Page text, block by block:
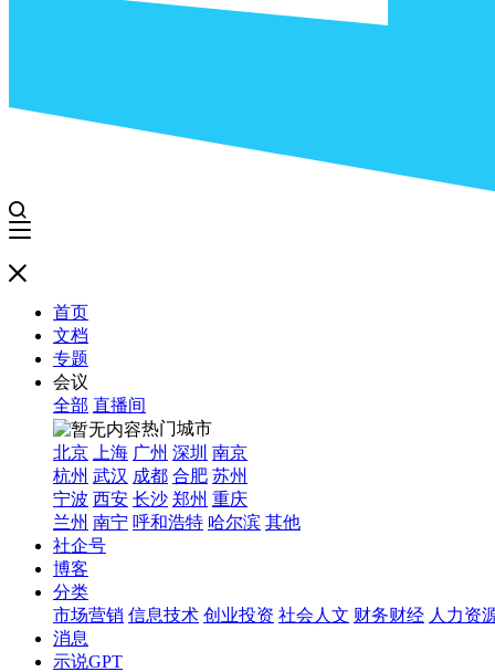
首页
文档
专题
会议
全部 直播间
热门城市
北京
上海 广州 深圳 南京
杭州 武汉 成都 合肥 苏州
宁波 西安 长沙 郑州 重庆
兰州 南宁 呼和浩特 哈尔滨 其他
社企号
博客
分类
市场营销 信息技术 创业投资 社会人文 财务财经 人力资
消息
示说GPT